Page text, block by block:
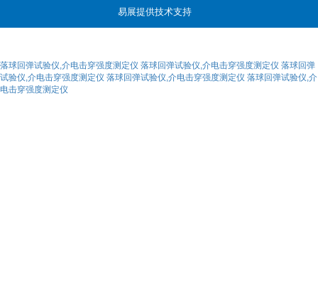
易展提供技术支持
落球回弹试验仪,介电击穿强度测定仪 落球回弹试验仪,介电击穿强度测定仪 落球回弹
试验仪,介电击穿强度测定仪 落球回弹试验仪,介电击穿强度测定仪 落球回弹试验仪,介
电击穿强度测定仪